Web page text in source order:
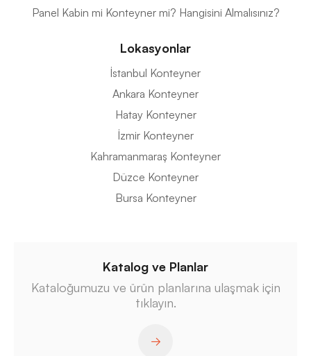
Panel Kabin mi Konteyner mi? Hangisini Almalısınız?
Lokasyonlar
İstanbul Konteyner
Ankara Konteyner
Hatay Konteyner
İzmir Konteyner
Kahramanmaraş Konteyner
Düzce Konteyner
Bursa Konteyner
Katalog ve Planlar
Kataloğumuzu ve ürün planlarına ulaşmak için
tıklayın.